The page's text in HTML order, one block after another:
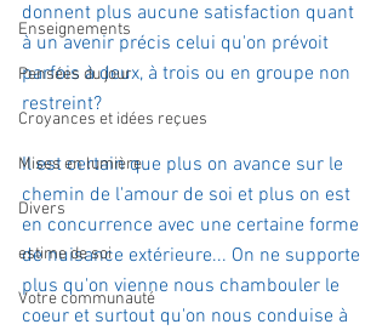
Enseignements
Pensées du jour
Croyances et idées reçues
Mises en lumière
Divers
estime de soi
Votre communauté
donnent plus aucune satisfaction quant
à un avenir précis celui qu'on prévoit
parfois à deux, à trois ou en groupe non
restreint?
Il est certain que plus on avance sur le
chemin de l'amour de soi et plus on est
en concurrence avec une certaine forme
de nuisance extérieure... On ne supporte
plus qu'on vienne nous chambouler le
coeur et surtout qu'on nous conduise à